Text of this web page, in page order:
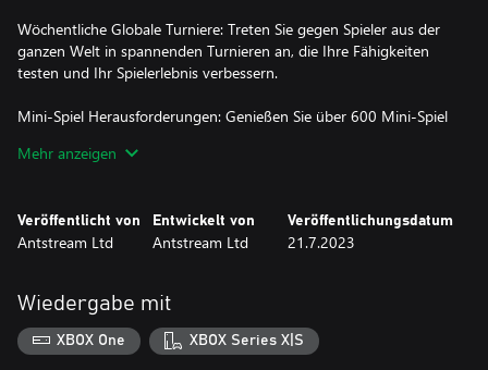
Wöchentliche Globale Turniere: Treten Sie gegen Spieler aus der
ganzen Welt in spannenden Turnieren an, die Ihre Fähigkeiten
testen und Ihr Spielerlebnis verbessern.
Mini-Spiel Herausforderungen: Genießen Sie über 600 Mini-Spiel
um neue Erfolge zu verdienen und mehr Spiele zu entdecken.
Punktzahlen schlagen und die schwierigsten Herausforderungen
der Community meistern, um ultimative Prahlrechte zu
Spieler-Herausforderungen: Fordern Sie direkt andere Spieler und
Freunde zu hohen Punktzahlen heraus, um zwanglosen
Wettbewerbsspaß zu haben, wo immer sie auch sind.
Mehr anzeigen
Veröffentlicht von
Antstream Ltd
Entwickelt von
Antstream Ltd
Veröffentlichungsdatum
21.7.2023
Wiedergabe mit
XBOX One XBOX Series X|S